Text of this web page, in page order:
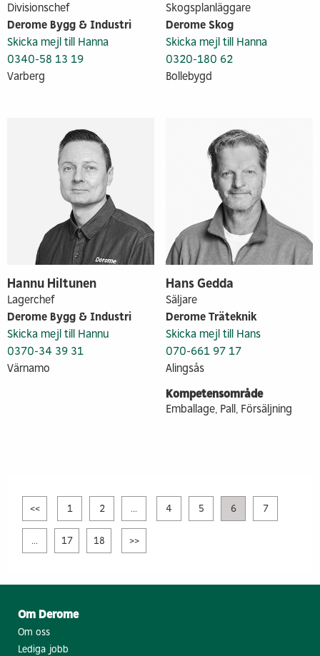
Divisionschef
Derome Bygg & Industri
Skicka mejl till Hanna
0340-58 13 19
Varberg
Skogsplanläggare
Derome Skog
Skicka mejl till Hanna
0320-180 62
Bollebygd
Hannu Hiltunen
Lagerchef
Derome Bygg & Industri
Skicka mejl till Hannu
0370-34 39 31
Värnamo
Hans Gedda
Säljare
Derome Träteknik
Skicka mejl till Hans
070-661 97 17
Alingsås
Kompetensområde
Emballage, Pall, Försäljning
<< 1 2 ... 4 5 6 7
... 17 18 >>
Om Derome
Om oss
Lediga jobb